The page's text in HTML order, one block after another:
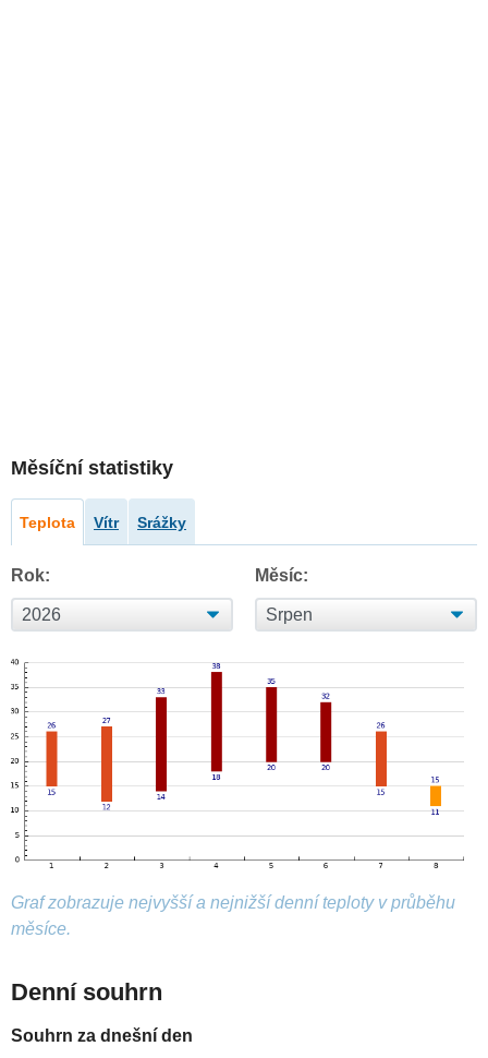
Měsíční statistiky
Teplota Vítr Srážky
Rok: Měsíc:
Graf zobrazuje nejvyšší a nejnižší denní teploty v průběhu
měsíce.
Denní souhrn
Souhrn za dnešní den